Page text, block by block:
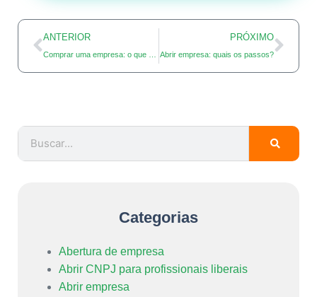
ANTERIOR PRÓXIMO
Abrir empresa: quais os passos?
Categorias
Abertura de empresa
Abrir CNPJ para profissionais liberais
Abrir empresa